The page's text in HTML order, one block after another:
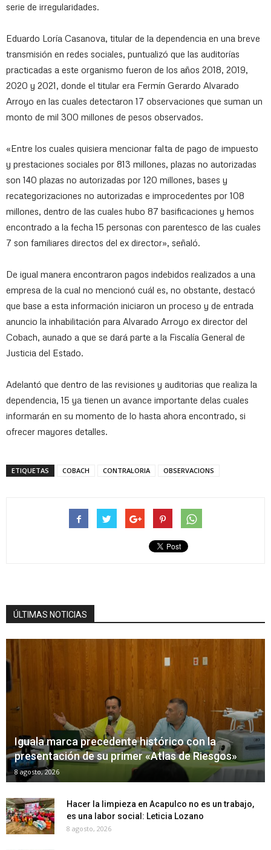
serie de irregularidades.
Eduardo Loría Casanova, titular de la dependencia en una breve
transmisión en redes sociales, puntualizó que las auditorías
practicadas a este organismo fueron de los años 2018, 2019,
2020 y 2021, donde el titular era Fermín Gerardo Alvarado
Arroyo en las cuales detectaron 17 observaciones que suman un
monto de mil 300 millones de pesos observados.
«Entre los cuales quisiera mencionar falta de pago de impuesto
y prestaciones sociales por 813 millones, plazas no autorizadas
son 140 plazas no autorizadas por 120 millones, bases y
recategorizaciones no autorizadas e improcedentes por 108
millones, dentro de las cuales hubo 87 basificaciones y hemos
encontrado a la fecha 15 personas con parentesco de las cuales
7 son familiares directos del ex director», señaló.
De igual manera encontraron pagos indebidos realizados a una
empresa de la cual no mencionó cuál es, no obstante, destacó
que base a esta información iniciaron un proceso y de entrada
anuncio la inhabilitación para Alvarado Arroyo ex director del
Cobach, aunado a que se dará parte a la Fiscalía General de
Justicia del Estado.
Adelantó que dentro de las revisiones y auditorias que realiza la
dependencia, 15 ya tienen un avance importante delas cuales
informarán en su momento de lo hasta ahora encontrado, si
ofrecer mayores detalles.
ETIQUETAS COBACH CONTRALORIA OBSERVACIONS
ÚLTIMAS NOTICIAS
Iguala marca precedente histórico con la
presentación de su primer «Atlas de Riesgos»
8 agosto, 2026
Hacer la limpieza en Acapulco no es un trabajo,
es una labor social: Leticia Lozano
8 agosto, 2026